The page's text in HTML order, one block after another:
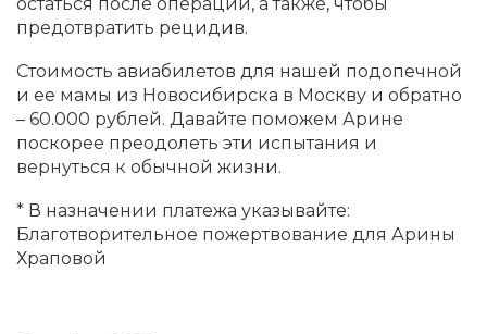
предотвратить рецидив.
Стоимость авиабилетов для нашей подопечной
и ее мамы из Новосибирска в Москву и обратно
– 60.000 рублей. Давайте поможем Арине
поскорее преодолеть эти испытания и
вернуться к обычной жизни.
* В назначении платежа указывайте:
Благотворительное пожертвование для Арины
Храповой